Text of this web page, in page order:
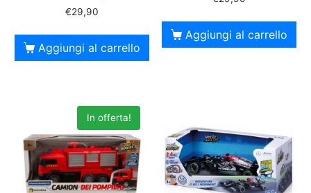
€29,90
Aggiungi al carrello
Aggiungi al carrello
In offerta!